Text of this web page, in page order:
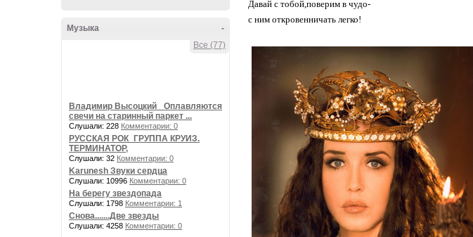
-
Музыка
Все (77)
Владимир Высоцкий_ Оплавляются
свечи на старинный паркет ...
Слушали: 228 Комментарии: 0
РУССКАЯ РОК_ГРУППА КРУИЗ.
ТЕРМИНАТОР,
Слушали: 32 Комментарии: 0
Karunesh Звуки сердца
Слушали: 10996 Комментарии: 0
На берегу звездопада
Слушали: 1798 Комментарии: 1
Снова.......Две звезды
Слушали: 4258 Комментарии: 0
Давай с тобой,поверим в чудо-
с ним откровенничать легко!